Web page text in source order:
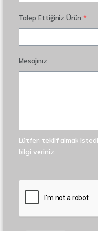
Talep Ettiğiniz Ürün *
Mesajınız
Lütfen teklif almak
bilgi veriniz.